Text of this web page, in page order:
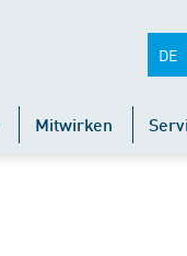
DE
Mitwirken